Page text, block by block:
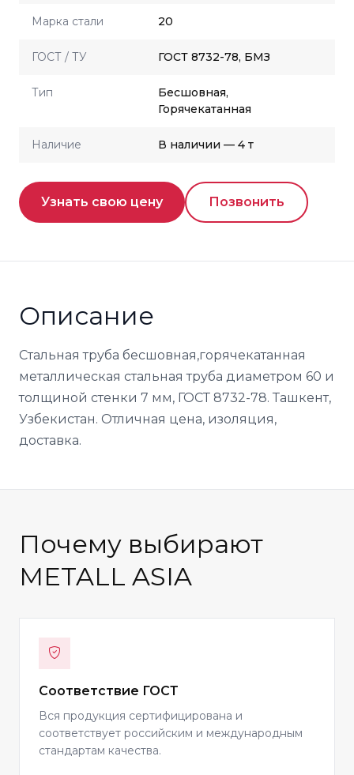
Марка стали 20
ГОСТ / ТУ ГОСТ 8732-78, БМЗ
Тип
Бесшовная,
Горячекатанная
Наличие В наличии — 4 т
Узнать свою цену Позвонить
Описание
Стальная труба бесшовная,горячекатанная
металлическая стальная труба диаметром 60 и
толщиной стенки 7 мм, ГОСТ 8732-78. Ташкент,
Узбекистан. Отличная цена, изоляция,
доставка.
Почему выбирают
METALL ASIA
Соответствие ГОСТ
Вся продукция сертифицирована и
соответствует российским и международным
стандартам качества.